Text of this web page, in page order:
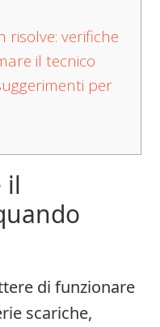
risolve: verifiche
il tecnico
per
il
di funzionare
scariche,